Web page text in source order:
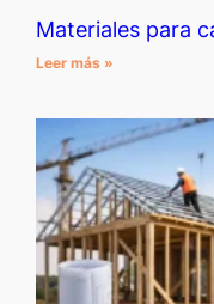
Materiales para
Leer más »